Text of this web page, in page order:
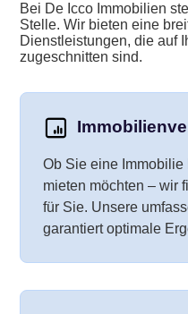
Bei De Icco Immobilien
Stelle. Wir bieten eine
Dienstleistungen, die auf
zugeschnitten sind.
Ob Sie eine
mieten möchten – wir
für Sie. Unsere
garantiert optimale